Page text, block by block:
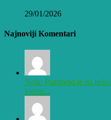
29/01/2026
Najnoviji Komentari
Nola: Pozitivno je da
kultur...